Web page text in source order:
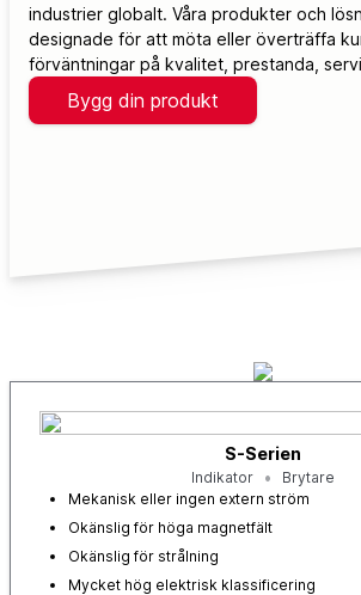
industrier globalt. Våra produkter och
designade för att möta eller överträffa
förväntningar på kvalitet, prestanda,
Bygg din produkt
S-Serien
Indikator
Brytare
Mekanisk eller ingen extern ström
Okänslig för höga magnetfält
Okänslig för strålning
Mycket hög elektrisk klassificering